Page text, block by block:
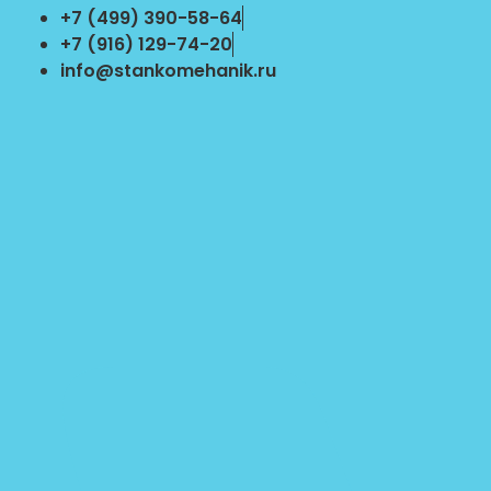
Перейти
содержимому
+7 (499) 390-58-64
+7 (916) 129-74-20
info@stankomehanik.ru